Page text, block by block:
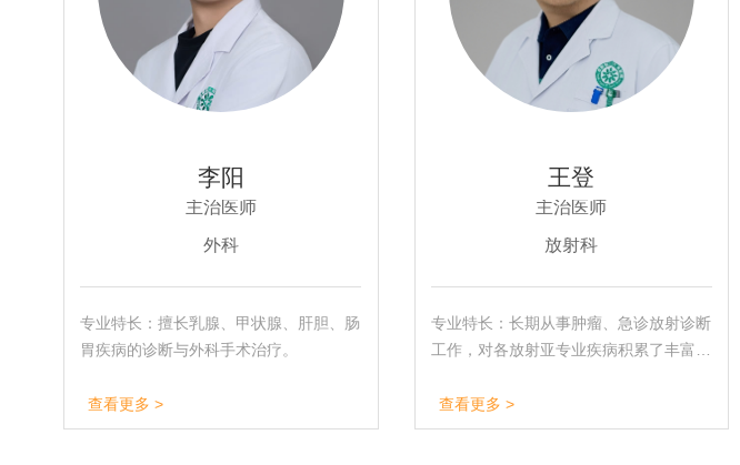
李阳
主治医师
外科
专业特长：擅长乳腺、甲状腺、肝胆、肠
胃疾病的诊断与外科手术治疗。
查看更多 >
王登
主治医师
放射科
专业特长：长期从事肿瘤、急诊放射诊断
工作，对各放射亚专业疾病积累了丰富经
查看更多 >